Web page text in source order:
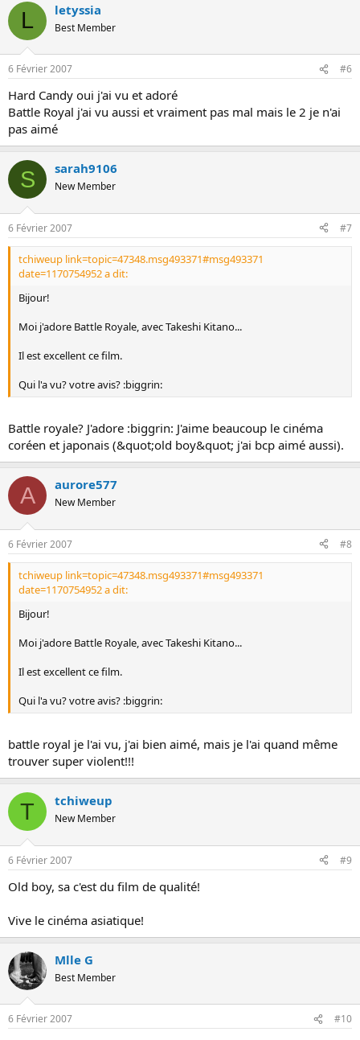
L letyssia
Best Member
6 Février 2007 #6
Hard Candy oui j'ai vu et adoré
Battle Royal j'ai vu aussi et vraiment pas mal mais le 2 je n'ai
pas aimé
S sarah9106
New Member
6 Février 2007 #7
tchiweup link=topic=47348.msg493371#msg493371
date=1170754952 a dit:
Bijour!
Moi j'adore Battle Royale, avec Takeshi Kitano...
Il est excellent ce film.
Qui l'a vu? votre avis? :biggrin:
Battle royale? J'adore :biggrin: J'aime beaucoup le cinéma
coréen et japonais (&quot;old boy&quot; j'ai bcp aimé aussi).
A aurore577
New Member
6 Février 2007 #8
tchiweup link=topic=47348.msg493371#msg493371
date=1170754952 a dit:
Bijour!
Moi j'adore Battle Royale, avec Takeshi Kitano...
Il est excellent ce film.
Qui l'a vu? votre avis? :biggrin:
battle royal je l'ai vu, j'ai bien aimé, mais je l'ai quand même
trouver super violent!!!
T tchiweup
New Member
6 Février 2007 #9
Old boy, sa c'est du film de qualité!
Vive le cinéma asiatique!
Mlle G
Best Member
6 Février 2007 #10